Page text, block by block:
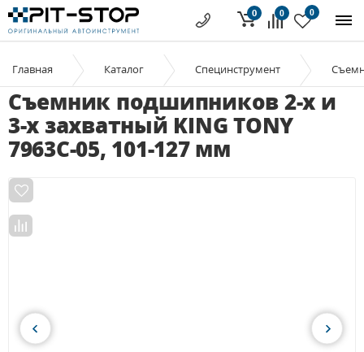
0 0
0
Главная Каталог Специнструмент
Съемник подшипников 2-х и
3-х захватный KING TONY
7963C-05, 101-127 мм